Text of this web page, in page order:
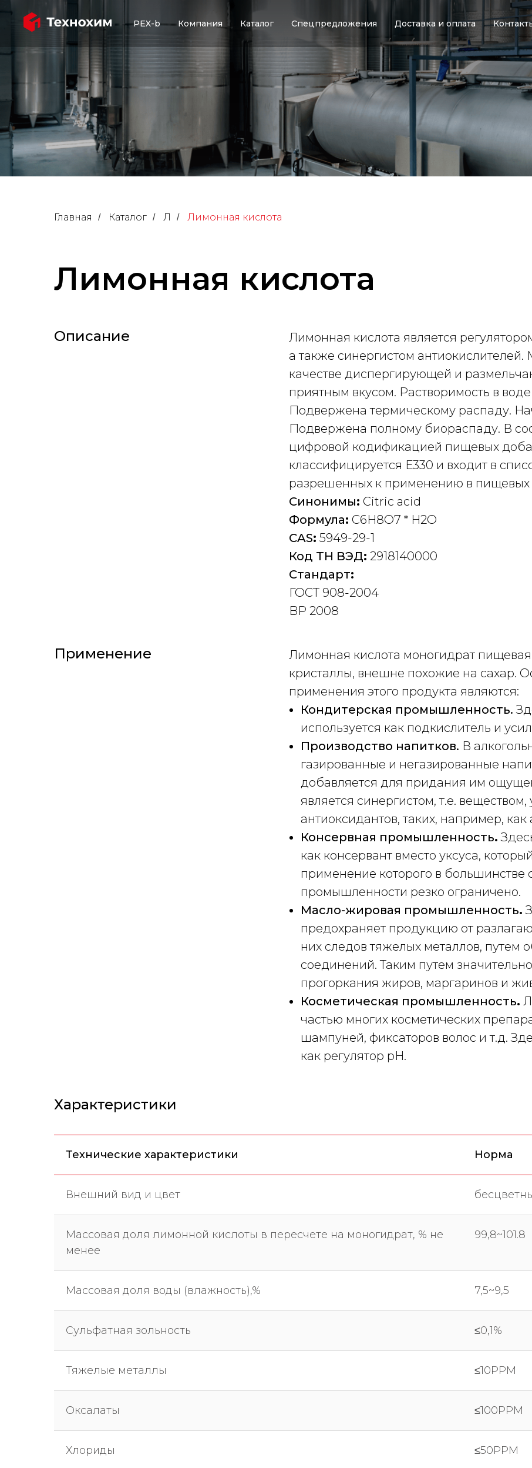
PEX-b Компания Каталог Спецпредложения Доставка и оплата
Главная / Каталог / Л / Лимонная кислота
Лимонная кислота
Описание
Лимонная кислота является
а также синергистом
качестве диспергирующей и
приятным вкусом. Растворимость в воде
Подвержена термическому распаду.
Подвержена полному биораспаду. В
цифровой кодификацией пищевых
классифицируется Е330 и входит в
разрешенных к применению в пищевых
Синонимы: Citric acid
Формула: С6Н8О7 * H2O
CAS: 5949-29-1
Код ТН ВЭД: 2918140000
Стандарт:
ГОСТ 908-2004
BP 2008
Применение
Лимонная кислота моногидрат
кристаллы, внешне похожие на сахар.
применения этого продукта являются:
Кондитерская промышленность.
используется как подкислитель и
Производство напитков. В
газированные и негазированные
добавляется для придания им
является синергистом, т.е.
антиоксидантов, таких, например,
Консервная промышленность.
как консервант вместо уксуса,
применение которого в большинстве
промышленности резко ограничено.
Масло-жировая промышленность.
предохраняет продукцию от
них следов тяжелых металлов, путем
соединений. Таким путем
прогоркания жиров, маргаринов и
Косметическая промышленность.
частью многих косметических
шампуней, фиксаторов волос и т.д.
как регулятор рН.
Характеристики
Технические характеристики Норма
Внешний вид и цвет
Массовая доля лимонной кислоты в пересчете на моногидрат, % не
менее
99,8~101.8
Массовая доля воды (влажность),% 7,5~9,5
Сульфатная зольность ≤0,1%
Тяжелые металлы ≤10PPM
Оксалаты ≤100PPM
Хлориды ≤50PPM